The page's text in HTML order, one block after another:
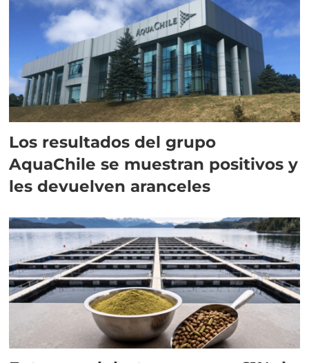
Los resultados del grupo
AquaChile se muestran positivos y
les devuelven aranceles